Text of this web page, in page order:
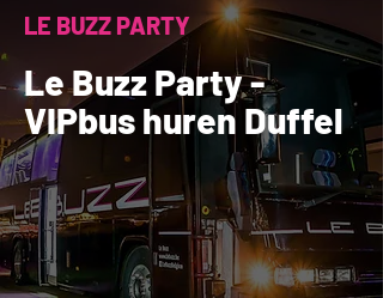
LE BUZZ PARTY
Le Buzz Party -
VIPbus huren Duffel